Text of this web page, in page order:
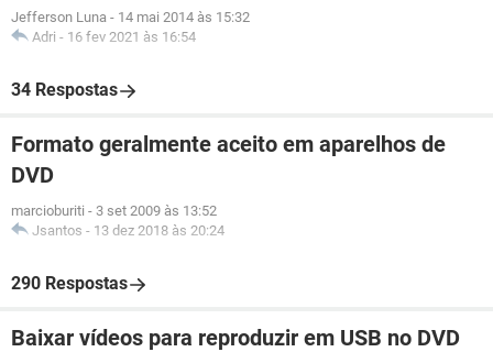
Jefferson Luna - 14 mai 2014 às 15:32
Adri - 16 fev 2021 às 16:54
34 Respostas
Formato geralmente aceito em aparelhos de
DVD
marcioburiti - 3 set 2009 às 13:52
Jsantos - 13 dez 2018 às 20:24
290 Respostas
Baixar vídeos para reproduzir em USB no DVD